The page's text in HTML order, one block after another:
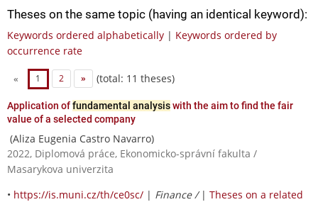
Theses on the same topic (having an identical keyword):
Keywords ordered alphabetically | Keywords ordered by
occurrence rate
« 1 2 » (total: 11 theses)
Application offundamental analysiswith the aim to find the fair
value of a selected company
(Aliza Eugenia Castro Navarro)
2022, Diplomová práce, Ekonomicko-správní fakulta /
Masarykova univerzita
• https://is.muni.cz/th/ce0sc/ | Finance / | Theses on a related